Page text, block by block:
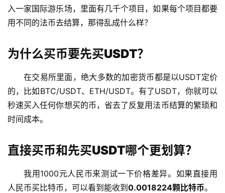
入一家国际游乐场，里面有几千个项目，如果每个项目都要
用不同的法币去结算，那得乱成什么样？
为什么买币要先买USDT？
在交易所里面，绝大多数的加密货币都是以USDT定价
的，比如BTC/USDT、ETH/USDT。有了USDT，你就可以
秒速买入任何你想买的币，省去了反复用法币结算的繁琐和
时间成本。
直接买币和先买USDT哪个更划算？
我用1000元人民币来测试一下价格差异。如果直接用
人民币买比特币，可以看到能收到 0.0018224颗比特币。